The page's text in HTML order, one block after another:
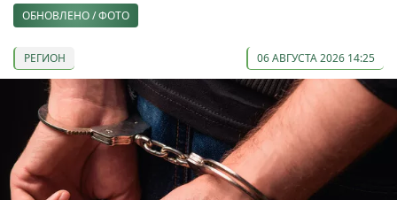
ОБНОВЛЕНО / ФОТО
РЕГИОН 06 АВГУСТА 2026 14:25